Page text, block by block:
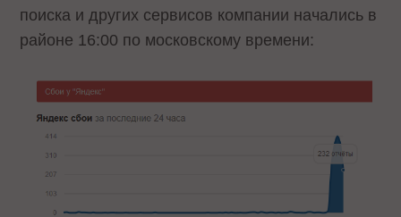
поиска и других сервисов компании начались в
районе 16:00 по московскому времени: